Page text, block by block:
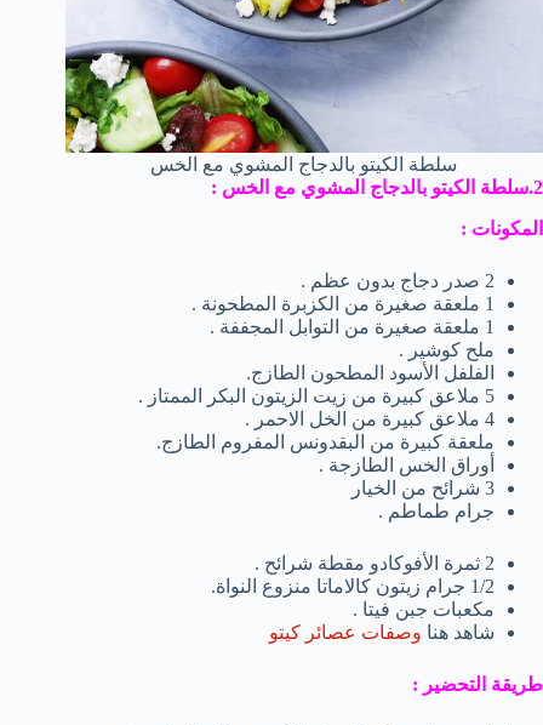
سلطة الكيتو بالدجاج المشوي مع الخس
2.سلطة الكيتو بالدجاج المشوي مع الخس :
المكونات :
2 صدر دجاج بدون عظم .
1 ملعقة صغيرة من الكزبرة المطحونة .
1 ملعقة صغيرة من التوابل المجففة .
ملح كوشير .
الفلفل الأسود المطحون الطازج.
5 ملاعق كبيرة من زيت الزيتون البكر الممتاز .
4 ملاعق كبيرة من الخل الاحمر .
ملعقة كبيرة من البقدونس المفروم الطازج.
أوراق الخس الطازجة .
3 شرائح من الخيار
جرام طماطم .
2 ثمرة الأفوكادو مقطة شرائح .
1/2 جرام زيتون كالاماتا منزوع النواة.
مكعبات جبن فيتا .
شاهد هنا وصفات عصائر كيتو
طريقة التحضير :